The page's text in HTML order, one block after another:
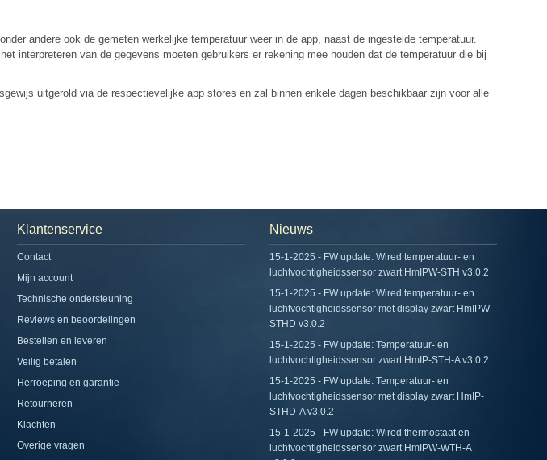
andere ook de gemeten werkelijke temperatuur weer in de app, naast de ingestelde temperatuur.
interpreteren van de gegevens moeten gebruikers er rekening mee houden dat de temperatuur die bij
uitgerold via de respectievelijke app stores en zal binnen enkele dagen beschikbaar zijn voor alle
Klantenservice
Contact
Mijn account
Technische ondersteuning
Reviews en beoordelingen
Bestellen en leveren
Veilig betalen
Herroeping en garantie
Retourneren
Klachten
Overige vragen
Nieuws
15-1-2025 - FW update: Wired temperatuur- en
luchtvochtigheidssensor zwart HmIPW-STH v3.0.2
15-1-2025 - FW update: Wired temperatuur- en
luchtvochtigheidssensor met display zwart HmIPW-
STHD v3.0.2
15-1-2025 - FW update: Temperatuur- en
luchtvochtigheidssensor zwart HmIP-STH-A v3.0.2
15-1-2025 - FW update: Temperatuur- en
luchtvochtigheidssensor met display zwart HmIP-
STHD-A v3.0.2
15-1-2025 - FW update: Wired thermostaat en
luchtvochtigheidssensor zwart HmIPW-WTH-A